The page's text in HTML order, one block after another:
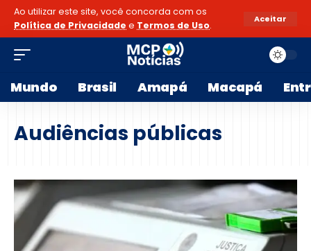
Ao utilizar este site, você concorda com os
Política de Privacidade e Termos de Uso.
Aceitar
Mundo Brasil Amapá Macapá
Audiências públicas